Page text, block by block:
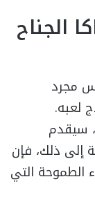
الجناح
مجرد
لعبه.
سيقدم
إلى ذلك، فإن
الطموحة التي